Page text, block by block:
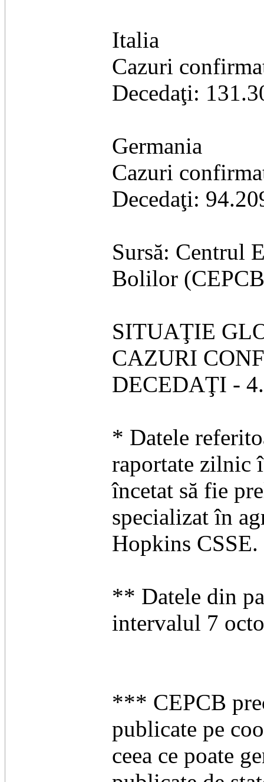
Italia
Cazuri
Decedaţi:
Germania
Cazuri
Decedaţi:
Sursă: Centrul
Bolilor
SITUAŢIE
CAZURI
DECEDAŢI -
* Datele
raportate zilnic
încetat să fie
specializat în
Hopkins CSSE.
** Datele din
intervalul 7
*** CEPCB
publicate pe
ceea ce poate